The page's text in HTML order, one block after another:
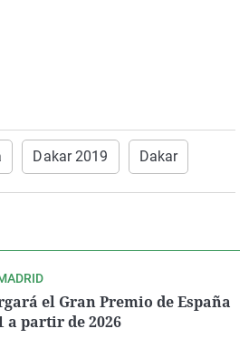
Dakar 2019 Dakar
el Gran Premio de España
a partir de 2026